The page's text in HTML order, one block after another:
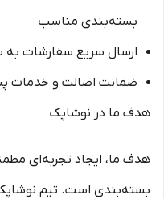
بسته‌بندی مناسب
ارسال سریع سفارشات به
ضمانت اصالت و خدمات
هدف ما در نوشاپک
هدف ما، ایجاد تجربه‌ای
بسته‌بندی است. تیم